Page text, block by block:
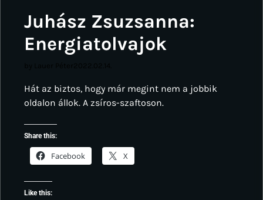
Juhász Zsuzsanna:
Energiatolvajok
Hát az biztos, hogy már megint nem a jobbik
oldalon állok. A zsíros-szaftoson.
Share this:
Facebook X
Like this: